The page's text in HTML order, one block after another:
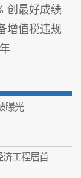
创最好成绩
增值税违规
曝光
济工程居首